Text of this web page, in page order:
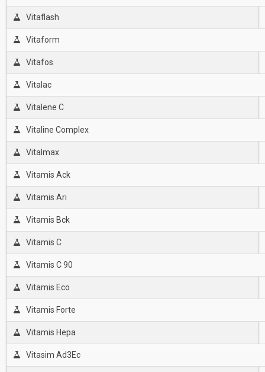
Vitaflash
Vitaform
Vitafos
Vitalac
Vitalene C
Vitaline Complex
Vitalmax
Vitamis Ack
Vitamis Arı
Vitamis Bck
Vitamis C
Vitamis C 90
Vitamis Eco
Vitamis Forte
Vitamis Hepa
Vitasim Ad3Ec